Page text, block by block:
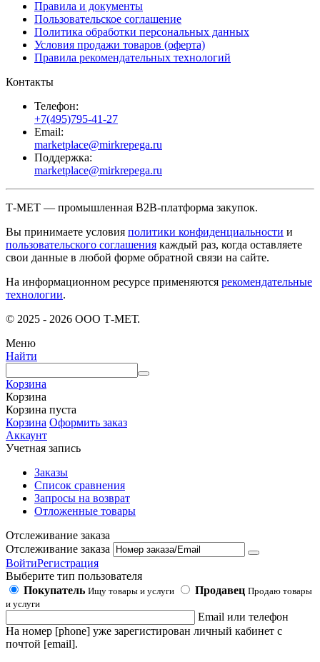
Правила и документы
Пользовательское соглашение
Политика обработки персональных данных
Условия продажи товаров (оферта)
Правила рекомендательных технологий
Контакты
Телефон:
+7(495)795-41-27
Email:
marketplace@mirkrepega.ru
Поддержка:
marketplace@mirkrepega.ru
Т-МЕТ — промышленная B2B-платформа закупок.
Вы принимаете условия политики конфиденциальности и
пользовательского соглашения каждый раз, когда оставляете
свои данные в любой форме обратной связи на сайте.
На информационном ресурсе применяются рекомендательные
технологии.
© 2025 - 2026 ООО Т-МЕТ.
Меню
Найти
Корзина
Корзина
Корзина пуста
Корзина Оформить заказ
Аккаунт
Учетная запись
Заказы
Список сравнения
Запросы на возврат
Отложенные товары
Отслеживание заказа
Отслеживание заказа
ВойтиРегистрация
Выберите тип пользователя
Покупатель Ищу товары и услуги Продавец Продаю товары
и услуги
Email или телефон
На номер [phone] уже зарегистирован личный кабинет с
почтой [email].